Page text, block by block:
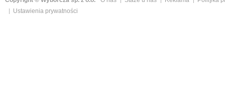
Ustawienia prywatności